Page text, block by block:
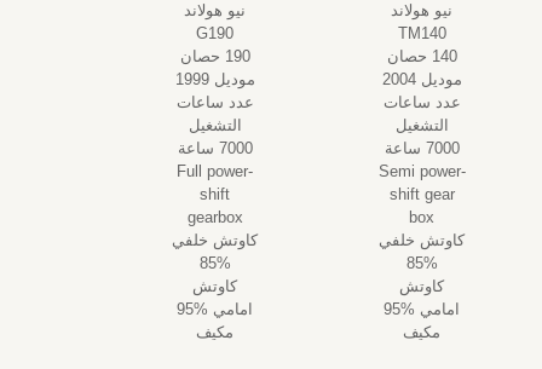
نيو هولاند
TM140
140 حصان
موديل 2004
عدد ساعات
التشغيل
7000 ساعة
Semi power-
shift gear
box
كاوتش خلفي
%85
كاوتش
امامي %95
مكيف
نيو هولاند
G190
190 حصان
موديل 1999
عدد ساعات
التشغيل
7000 ساعة
Full power-
shift
gearbox
كاوتش خلفي
%85
كاوتش
امامي %95
مكيف